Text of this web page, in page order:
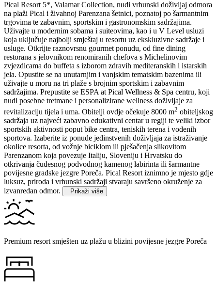
Pical Resort 5*, Valamar Collection, nudi vrhunski doživljaj odmora
na plaži Pical i živahnoj Parenzana šetnici, poznatoj po šarmantnim
trgovima te zabavnim, sportskim i gastronomskim sadržajima.
Uživajte u modernim sobama i suiteovima, kao i u V Level usluzi
koja uključuje najbolji smještaj u resortu uz ekskluzivne sadržaje i
usluge. Otkrijte raznovrsnu gourmet ponudu, od fine dining
restorana s jelovnikom renomiranih chefova s Michelinovim
zvjezdicama do buffeta s izborom zdravih mediteranskih i istarskih
jela. Opustite se na unutarnjim i vanjskim tematskim bazenima ili
uživajte u moru na tri plaže s brojnim sportskim i zabavnim
sadržajima. Prepustite se ESPA at Pical Wellness & Spa centru, koji
nudi posebne tretmane i personalizirane wellness doživljaje za
revitalizaciju tijela i uma. Obitelji ovdje očekuje 8000 m2 obiteljskog
sadržaja uz najveći zabavno edukativni centar u regiji te veliki izbor
sportskih aktivnosti poput bike centra, teniskih terena i vodenih
sportova. Izaberite iz ponude jedinstvenih doživljaja za istraživanje
okolice resorta, od vožnje biciklom ili pješačenja slikovitom
Parenzanom koja povezuje Italiju, Sloveniju i Hrvatsku do
otkrivanja čudesnog podvodnog kamenog labirinta ili šarmantne
povijesne gradske jezgre Poreča. Pical Resort iznimno je mjesto gdje
luksuz, priroda i vrhunski sadržaji stvaraju savršeno okruženje za
izvanredan odmor.
Prikaži više
Premium resort smješten uz plažu u blizini povijesne jezgre Poreča